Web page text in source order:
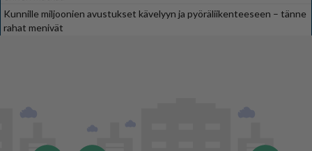
Kunnille miljoonien avustukset kävelyyn ja pyöräliikenteeseen – tänne
rahat menivät